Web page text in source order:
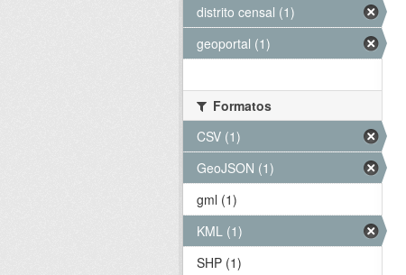
distrito censal (1)
geoportal (1)
Formatos
CSV (1)
GeoJSON (1)
gml (1)
KML (1)
SHP (1)